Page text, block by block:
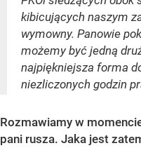
kibicujących naszym
wymowny. Panowie
możemy być jedną
najpiękniejsza forma
niezliczonych godzin
Rozmawiamy w
pani rusza. Jaka jest